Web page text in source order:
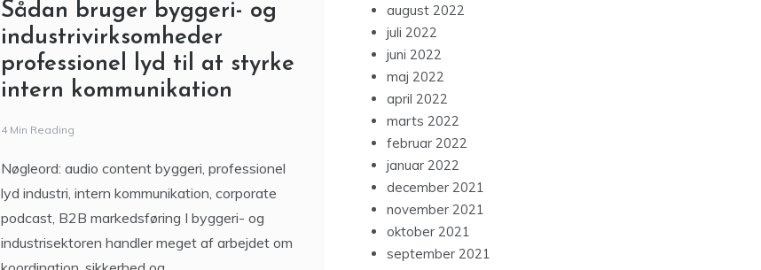
Sådan bruger byggeri- og
industrivirksomheder
professionel lyd til at styrke
intern kommunikation
4 Min Reading
Nøgleord: audio content byggeri, professionel
lyd industri, intern kommunikation, corporate
podcast, B2B markedsføring I byggeri- og
industrisektoren handler meget af arbejdet om
august 2022
juli 2022
juni 2022
maj 2022
april 2022
marts 2022
februar 2022
januar 2022
december 2021
november 2021
oktober 2021
september 2021